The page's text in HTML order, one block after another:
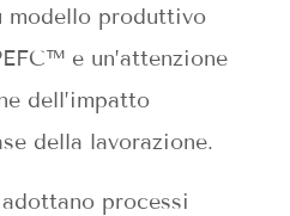
modello produttivo
e un’attenzione
dell’impatto
della lavorazione.
processi